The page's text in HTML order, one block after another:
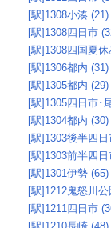
[駅]1308小湊 (21)
[駅]1308四日市
[駅]1308四国夏
[駅]1306都内 (31)
[駅]1305都内 (29)
[駅]1305四日市･
[駅]1304都内 (30)
[駅]1303後半四
[駅]1303前半四
[駅]1301伊勢 (65)
[駅]1212鬼怒川公
[駅]1211四日市